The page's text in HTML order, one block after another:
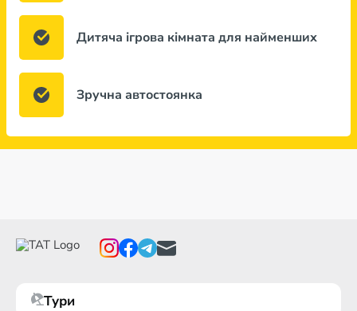
Дитяча ігрова кімната для найменших
Зручна автостоянка
Тури